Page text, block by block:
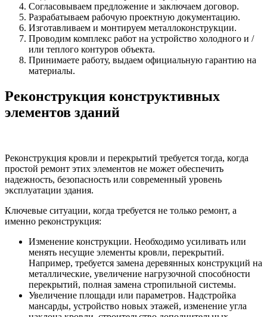
Согласовываем предложение и заключаем договор.
Разрабатываем рабочую проектную документацию.
Изготавливаем и монтируем металлоконструкции.
Проводим комплекс работ на устройство холодного и /
или теплого контуров объекта.
Принимаете работу, выдаем официальную гарантию на
материалы.
Реконструкция конструктивных
элементов зданий
Реконструкция кровли и перекрытий требуется тогда, когда
простой ремонт этих элементов не может обеспечить
надежность, безопасность или современный уровень
эксплуатации здания.
Ключевые ситуации, когда требуется не только ремонт, а
именно реконструкция:
Изменение конструкции. Необходимо усиливать или
менять несущие элементы кровли, перекрытий.
Например, требуется замена деревянных конструкций на
металлические, увеличение нагрузочной способности
перекрытий, полная замена стропильной системы.
Увеличение площади или параметров. Надстройка
мансарды, устройство новых этажей, изменение угла